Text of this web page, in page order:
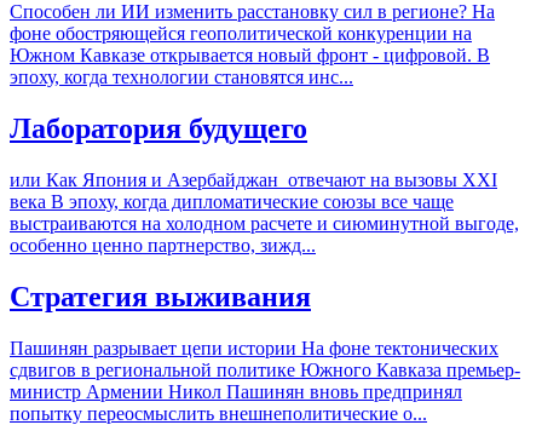
Способен ли ИИ изменить расстановку сил в регионе? На
фоне обостряющейся геополитической конкуренции на
Южном Кавказе открывается новый фронт - цифровой. В
эпоху, когда технологии становятся инс...
Лаборатория будущего
или Как Япония и Азербайджан отвечают на вызовы XXI
века В эпоху, когда дипломатические союзы все чаще
выстраиваются на холодном расчете и сиюминутной выгоде,
особенно ценно партнерство, зижд...
Стратегия выживания
Пашинян разрывает цепи истории На фоне тектонических
сдвигов в региональной политике Южного Кавказа премьер-
министр Армении Никол Пашинян вновь предпринял
попытку переосмыслить внешнеполитические о...